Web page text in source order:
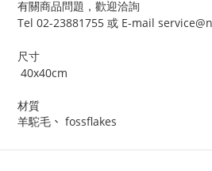
有關商品問題，歡迎洽詢
Tel 02-23881755 或 E-mail
尺寸
40x40cm
材質
羊駝毛 、 fossflakes